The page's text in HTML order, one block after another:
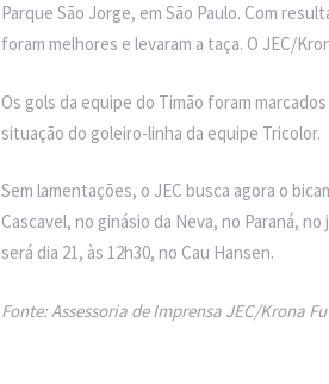
Parque São Jorge, em São Paulo. Com
foram melhores e levaram a taça. O JEC/
Os gols da equipe do Timão foram
situação do goleiro-linha da equipe Tricolor.
Sem lamentações, o JEC busca agora o
Cascavel, no ginásio da Neva, no Paraná,
será dia 21, às 12h30, no Cau Hansen.
Fonte: Assessoria de Imprensa JEC/Krona